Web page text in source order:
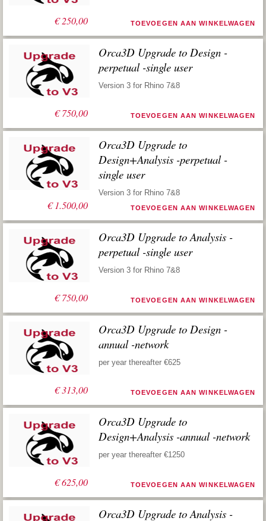
€250,00 TOEVOEGEN AAN WINKELWAGEN
€750,00
Orca3D Upgrade to Design -
perpetual -single user
Version 3 for Rhino 7&8
TOEVOEGEN AAN WINKELWAGEN
€1.500,00
Orca3D Upgrade to
Design+Analysis -perpetual -
single user
Version 3 for Rhino 7&8
TOEVOEGEN AAN WINKELWAGEN
€750,00
Orca3D Upgrade to Analysis -
perpetual -single user
Version 3 for Rhino 7&8
TOEVOEGEN AAN WINKELWAGEN
€313,00
Orca3D Upgrade to Design -
annual -network
per year thereafter €625
TOEVOEGEN AAN WINKELWAGEN
€625,00
Orca3D Upgrade to
Design+Analysis -annual -network
per year thereafter €1250
TOEVOEGEN AAN WINKELWAGEN
Orca3D Upgrade to Analysis -